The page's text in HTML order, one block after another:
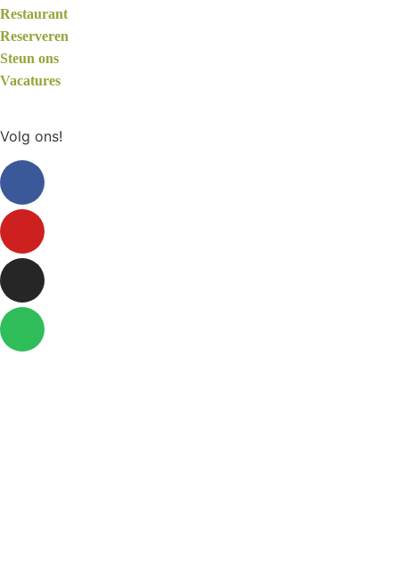
Restaurant
Reserveren
Steun ons
Vacatures
Volg ons!